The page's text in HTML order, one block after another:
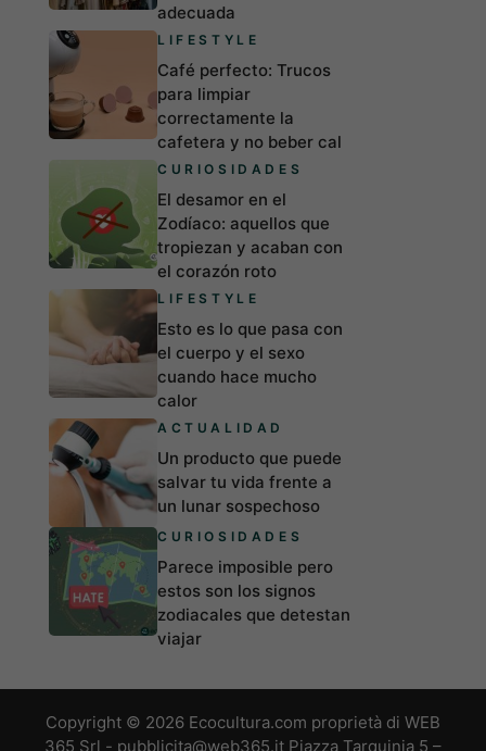
adecuada
LIFESTYLE
Café perfecto: Trucos
para limpiar
correctamente la
cafetera y no beber cal
CURIOSIDADES
El desamor en el
Zodíaco: aquellos que
tropiezan y acaban con
el corazón roto
LIFESTYLE
Esto es lo que pasa con
el cuerpo y el sexo
cuando hace mucho
calor
ACTUALIDAD
Un producto que puede
salvar tu vida frente a
un lunar sospechoso
CURIOSIDADES
Parece imposible pero
estos son los signos
zodiacales que detestan
viajar
Copyright © 2026 Ecocultura.com proprietà di WEB
365 Srl - pubblicita@web365.it Piazza Tarquinia 5 –